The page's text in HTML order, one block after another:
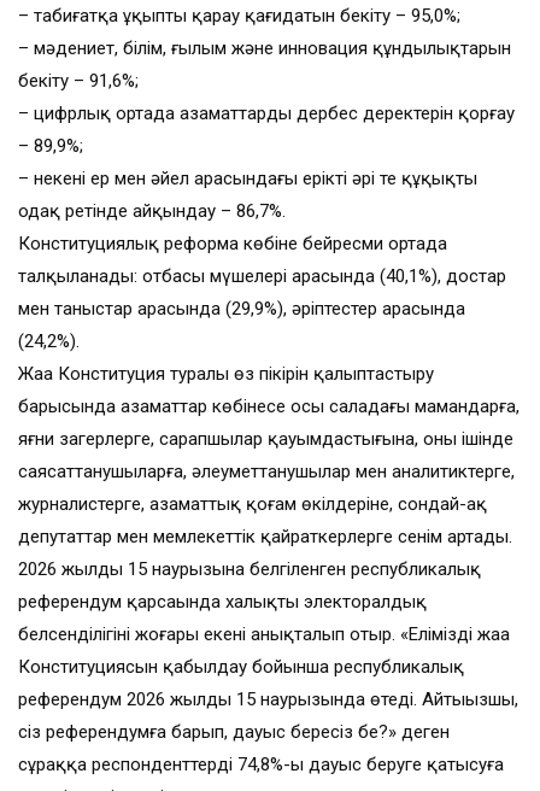
– табиғатқа ұқыпты қарау қағидатын бекіту – 95,0%;
– мәдениет, білім, ғылым және инновация құндылықтарын
бекіту – 91,6%;
– цифрлық ортада азаматтардың дербес деректерін қорғау
– 89,9%;
– некені ер мен әйел арасындағы ерікті әрі тең құқықты
одақ ретінде айқындау – 86,7%.
Конституциялық реформа көбіне бейресми ортада
талқыланады: отбасы мүшелері арасында (40,1%), достар
мен таныстар арасында (29,9%), әріптестер арасында
(24,2%).
Жаңа Конституция туралы өз пікірін қалыптастыру
барысында азаматтар көбінесе осы саладағы мамандарға,
яғни заңгерлерге, сарапшылар қауымдастығына, оның ішінде
саясаттанушыларға, әлеуметтанушылар мен аналитиктерге,
журналистерге, азаматтық қоғам өкілдеріне, сондай-ақ
депутаттар мен мемлекеттік қайраткерлерге сенім артады.
2026 жылдың 15 наурызына белгіленген республикалық
референдум қарсаңында халықтың электоралдық
белсенділігінің жоғары екені анықталып отыр. «Еліміздің жаңа
Конституциясын қабылдау бойынша республикалық
референдум 2026 жылдың 15 наурызында өтеді. Айтыңызшы,
сіз референдумға барып, дауыс бересіз бе?» деген
сұраққа респонденттердің 74,8%-ы дауыс беруге қатысуға